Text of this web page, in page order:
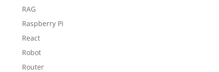
RAG
Raspberry Pi
React
Robot
Router